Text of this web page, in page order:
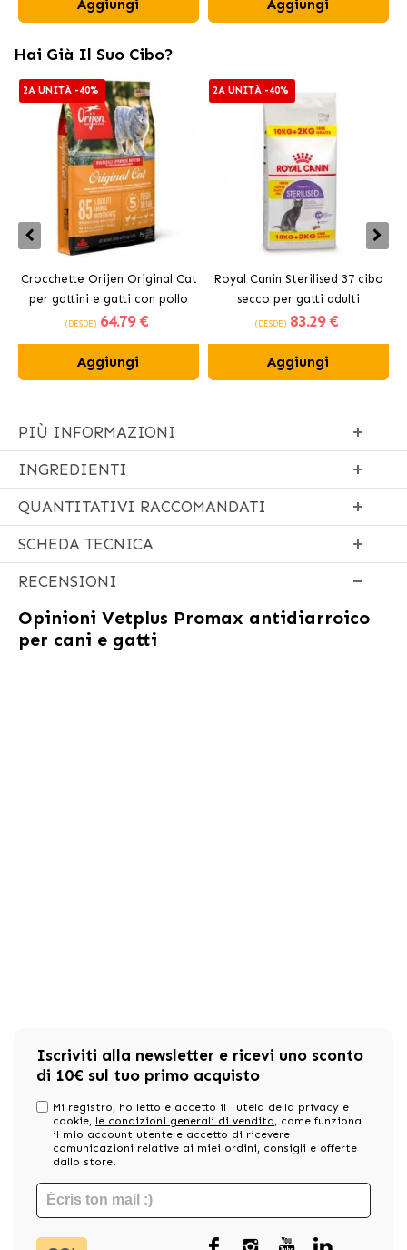
Aggiungi Aggiungi
Hai Già Il Suo Cibo?
2A UNITÀ -40%
Crocchette Orijen Original Cat
per gattini e gatti con pollo
(DESDE) 64.79 €
Aggiungi
2A UNITÀ -40%
Royal Canin Sterilised 37 cibo
secco per gatti adulti
sterilizzati
(DESDE) 83.29 €
Aggiungi
PIÙ INFORMAZIONI
INGREDIENTI
QUANTITATIVI RACCOMANDATI
SCHEDA TECNICA
RECENSIONI
Opinioni Vetplus Promax antidiarroico
per cani e gatti
Iscriviti alla newsletter e ricevi uno sconto
di 10€ sul tuo primo acquisto
Mi registro, ho letto e accetto il Tutela della privacy e
cookie, le condizioni generali di vendita, come funziona
il mio account utente e accetto di ricevere
comunicazioni relative ai miei ordini, consigli e offerte
dallo store.